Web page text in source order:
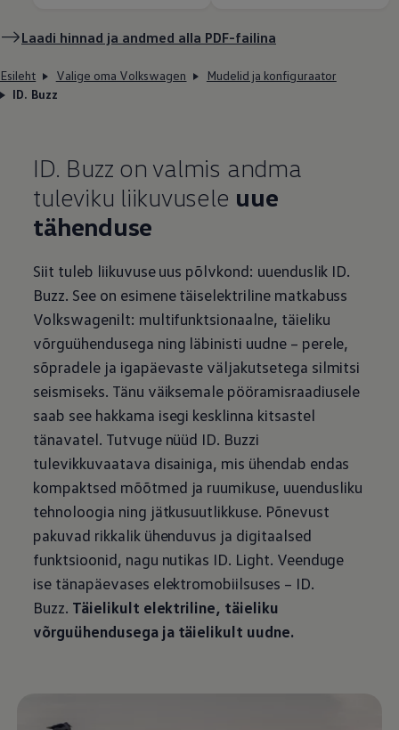
Laadi hinnad ja andmed alla PDF-failina
Esileht Valige oma Volkswagen
Mudelid ja konfiguraator
ID. Buzz
ID. Buzz on valmis andma
tuleviku liikuvusele uue
tähenduse
Siit tuleb liikuvuse uus põlvkond: uuenduslik ID.
Buzz. See on esimene täiselektriline matkabuss
Volkswagenilt: multifunktsionaalne, täieliku
võrguühendusega ning läbinisti uudne – perele,
sõpradele ja igapäevaste väljakutsetega silmitsi
seismiseks. Tänu väiksemale pööramisraadiusele
saab see hakkama isegi kesklinna kitsastel
tänavatel. Tutvuge nüüd ID. Buzzi
tulevikkuvaatava disainiga, mis ühendab endas
kompaktsed mõõtmed ja ruumikuse, uuendusliku
tehnoloogia ning jätkusuutlikkuse. Põnevust
pakuvad rikkalik ühenduvus ja digitaalsed
funktsioonid, nagu nutikas ID. Light. Veenduge
ise tänapäevases elektromobiilsuses – ID.
Buzz. Täielikult elektriline, täieliku
võrguühendusega ja täielikult uudne.